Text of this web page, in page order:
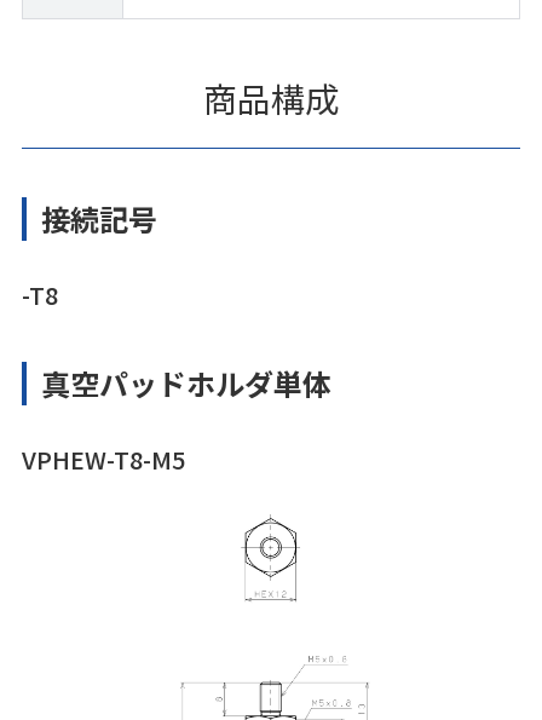
商品構成
接続記号
-T8
真空パッドホルダ単体
VPHEW-T8-M5